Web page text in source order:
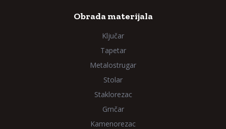
Obrada materijala
Ključar
Tapetar
Metalostrugar
Stolar
Staklorezac
Grnčar
Kamenorezac